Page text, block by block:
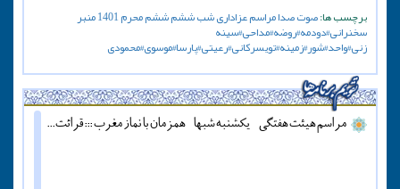
برچسب ها:صوتصدامراسمعزاداریشب ششمششممحرم1401منبر
سخنرانی#دودمه#روضه#مداحی#سینه
زنی#واحد#شور#زمینه#تویسرکانی#رعیتی#پارسا#موسوی#محمودی
مراسم هیئت هفتگی - یکشنبه شبها - همزمان با نماز مغرب ::: قرائت دعای آل یاسین - پنج شنبه ها قبل از اذان مغرب ::: همه روزه نماز جماعت مغرب و عشاء برگزار میشود